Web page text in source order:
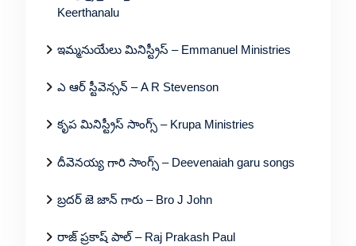
Keerthanalu
ఇమ్మనుయేలు మినిస్ట్రీస్ – Emmanuel Ministries
ఎ ఆర్ స్టీవెన్సన్ – A R Stevenson
కృప మినిస్ట్రీస్ సాంగ్స్ – Krupa Ministries
దీవెనయ్య గారి సాంగ్స్ – Deevenaiah garu songs
బ్రదర్ జె జాన్ గారు – Bro J John
రాజ్ ప్రకాష్ పాల్ – Raj Prakash Paul